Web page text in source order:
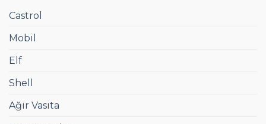
Castrol
Mobil
Elf
Shell
Ağır Vasıta